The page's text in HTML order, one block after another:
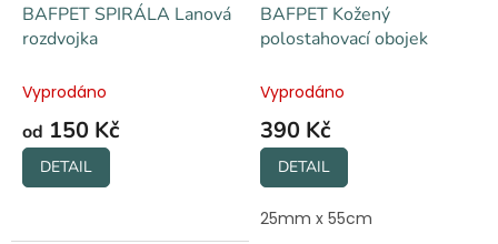
BAFPET SPIRÁLA Lanová
rozdvojka
Vyprodáno
od 150 Kč
DETAIL
BAFPET Kožený
polostahovací obojek
Vyprodáno
390 Kč
DETAIL
25mm x 55cm